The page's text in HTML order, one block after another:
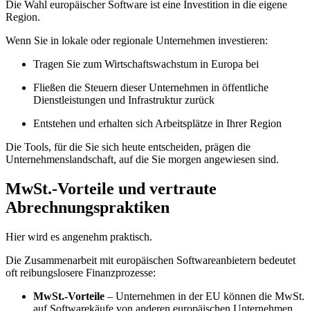
Die Wahl europäischer Software ist eine Investition in die eigene
Region.
Wenn Sie in lokale oder regionale Unternehmen investieren:
Tragen Sie zum Wirtschaftswachstum in Europa bei
Fließen die Steuern dieser Unternehmen in öffentliche
Dienstleistungen und Infrastruktur zurück
Entstehen und erhalten sich Arbeitsplätze in Ihrer Region
Die Tools, für die Sie sich heute entscheiden, prägen die
Unternehmenslandschaft, auf die Sie morgen angewiesen sind.
MwSt.-Vorteile und vertraute
Abrechnungspraktiken
Hier wird es angenehm praktisch.
Die Zusammenarbeit mit europäischen Softwareanbietern bedeutet
oft reibungslosere Finanzprozesse:
MwSt.-Vorteile – Unternehmen in der EU können die MwSt.